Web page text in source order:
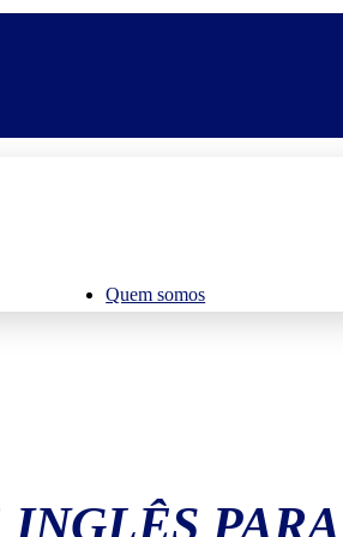
Quem somos
INGLÊS